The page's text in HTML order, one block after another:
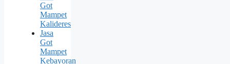
Got
Mampet
Kalideres
Jasa
Got
Mampet
Kebayoran